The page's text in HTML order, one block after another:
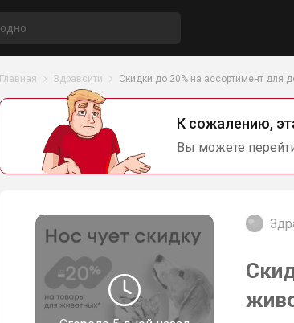
Главная Здравсити Скидки до 20% на ассортимент для
К сожалению,
Вы можете